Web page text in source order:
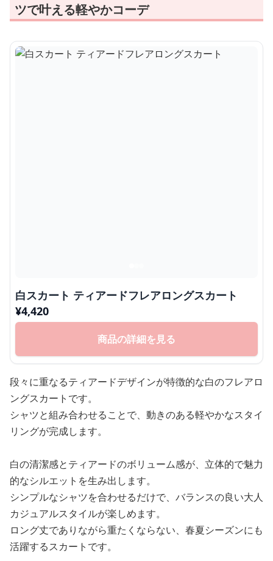
ツで叶える軽やかコーデ
白スカート ティアードフレアロングスカート
¥4,420
商品の詳細を見る
段々に重なるティアードデザインが特徴的な白のフレアロ
ングスカートです。
シャツと組み合わせることで、動きのある軽やかなスタイ
リングが完成します。
白の清潔感とティアードのボリューム感が、立体的で魅力
的なシルエットを生み出します。
シンプルなシャツを合わせるだけで、バランスの良い大人
カジュアルスタイルが楽しめます。
ロング丈でありながら重たくならない、春夏シーズンにも
活躍するスカートです。